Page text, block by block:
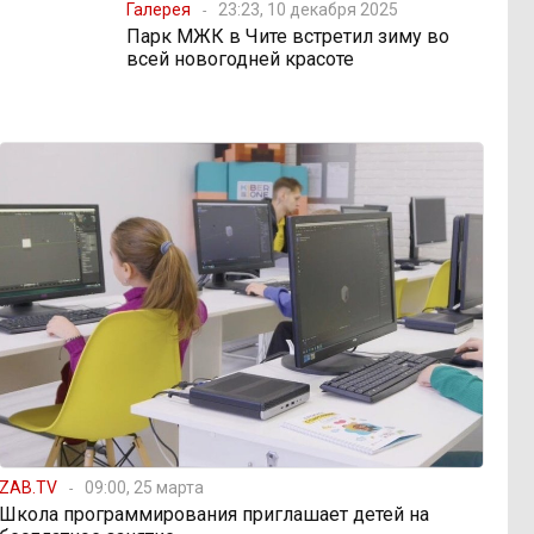
Галерея 23:23, 10 декабря 2025
Парк МЖК в Чите встретил зиму во
всей новогодней красоте
ZAB.TV 09:00, 25 марта
Школа программирования приглашает детей на